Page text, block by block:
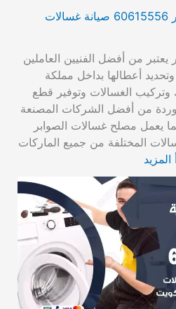
فني تصليح غسالات الصوابر 60615556 صيانة غسالات
من أفضل الفنيين العاملين
أعطالها بداخل مملكة
الغسالات وتوفير قطع
من أفضل الشركات المصنعة
يعمل مصلح غسالات الصوابر
المختلفة من جميع الماركات
المزيد